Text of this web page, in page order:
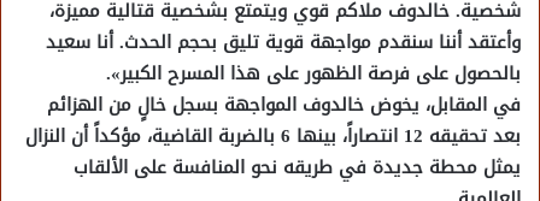
شخصية. خالدوف ملاكم قوي ويتمتع بشخصية قتالية مميزة،
وأعتقد أننا سنقدم مواجهة قوية تليق بحجم الحدث. أنا سعيد
بالحصول على فرصة الظهور على هذا المسرح الكبير».
في المقابل، يخوض خالدوف المواجهة بسجل خالٍ من الهزائم
بعد تحقيقه 12 انتصاراً، بينها 6 بالضربة القاضية، مؤكداً أن النزال
يمثل محطة جديدة في طريقه نحو المنافسة على الألقاب